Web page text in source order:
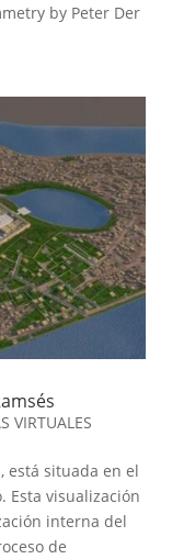
by Peter Der
VIRTUALES
está situada en el
Esta visualización
interna del
de